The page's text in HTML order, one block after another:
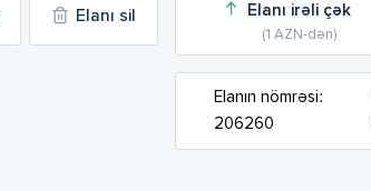
Elanı sil Elanı irəli çək
(1 AZN-dən)
Elanın nömrəsi:
206260